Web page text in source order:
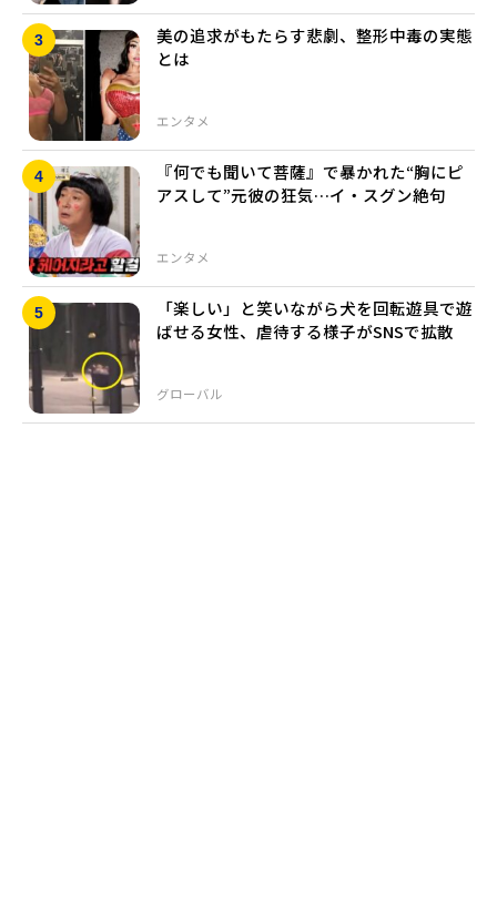
エンタメ
美の追求がもたらす悲劇、整形中毒の実態
とは
エンタメ
『何でも聞いて菩薩』で暴かれた“胸にピ
アスして”元彼の狂気…イ・スグン絶句
グローバル
「楽しい」と笑いながら犬を回転遊具で遊
ばせる女性、虐待する様子がSNSで拡散